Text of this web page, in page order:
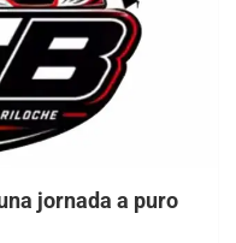
jornada a puro